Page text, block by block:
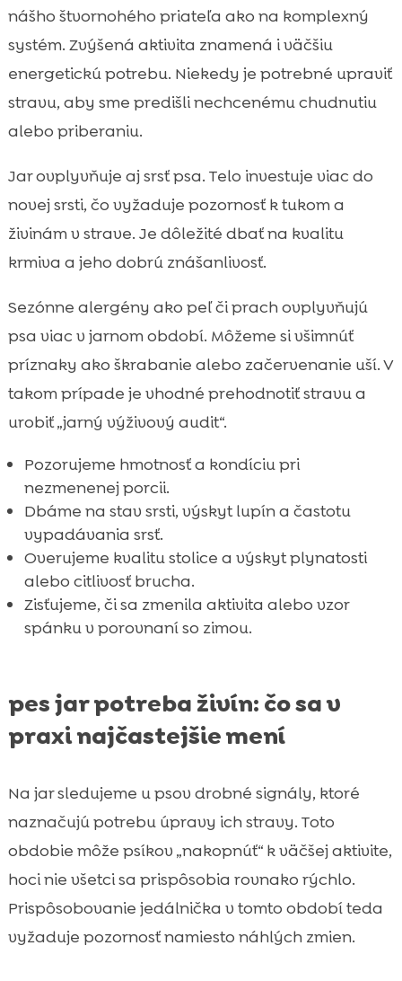
nášho štvornohého priateľa ako na komplexný
systém. Zvýšená aktivita znamená i väčšiu
energetickú potrebu. Niekedy je potrebné upraviť
stravu, aby sme predišli nechcenému chudnutiu
alebo priberaniu.
Jar ovplyvňuje aj srsť psa. Telo investuje viac do
novej srsti, čo vyžaduje pozornosť k tukom a
živinám v strave. Je dôležité dbať na kvalitu
krmiva a jeho dobrú znášanlivosť.
Sezónne alergény ako peľ či prach ovplyvňujú
psa viac v jarnom období. Môžeme si všimnúť
príznaky ako škrabanie alebo začervenanie uší. V
takom prípade je vhodné prehodnotiť stravu a
urobiť „jarný výživový audit“.
Pozorujeme hmotnosť a kondíciu pri
nezmenenej porcii.
Dbáme na stav srsti, výskyt lupín a častotu
vypadávania srsť.
Overujeme kvalitu stolice a výskyt plynatosti
alebo citlivosť brucha.
Zisťujeme, či sa zmenila aktivita alebo vzor
spánku v porovnaní so zimou.
pes jar potreba živín: čo sa v
praxi najčastejšie mení
Na jar sledujeme u psov drobné signály, ktoré
naznačujú potrebu úpravy ich stravy. Toto
obdobie môže psíkov „nakopnúť“ k väčšej aktivite,
hoci nie všetci sa prispôsobia rovnako rýchlo.
Prispôsobovanie jedálnička v tomto období teda
vyžaduje pozornosť namiesto náhlých zmien.